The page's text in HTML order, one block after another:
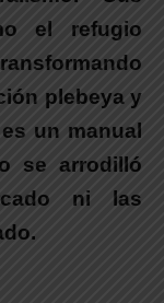
el refugio
plebeya y
un manual
se arrodilló
ni las